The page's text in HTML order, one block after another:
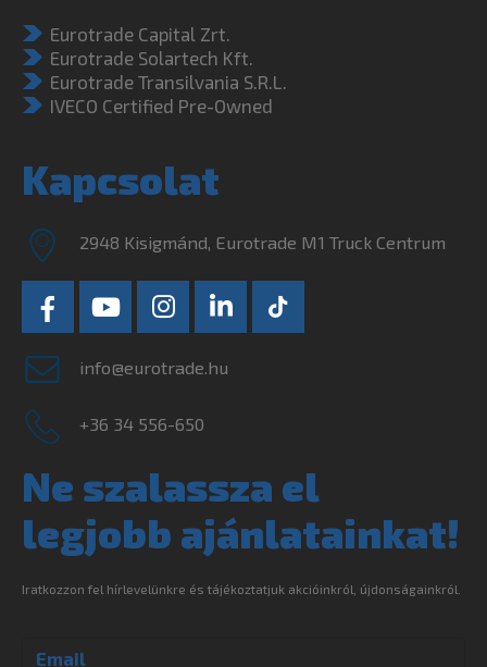
Eurotrade Capital Zrt.
Eurotrade Solartech Kft.
Eurotrade Transilvania S.R.L.
IVECO Certified Pre-Owned
Kapcsolat
2948 Kisigmánd, Eurotrade M1 Truck Centrum
info@eurotrade.hu
+36 34 556-650
Ne szalassza el
legjobb ajánlatainkat!
Iratkozzon fel hírlevelünkre és tájékoztatjuk akcióinkról, újdonságainkról.